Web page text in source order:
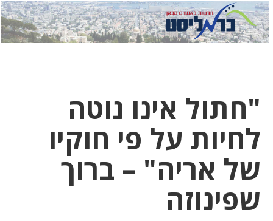
לחץ
כאן
לחץ
כדי
"חתול אינו נוטה
לחיות על פי חוקיו
של אריה" – ברוך
שפינוזה